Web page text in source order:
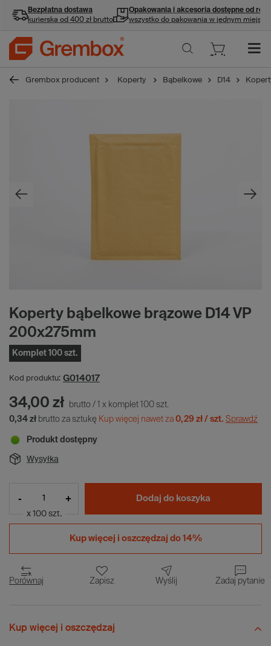
Bezpłatna dostawa
kurierska od 400 zł brutto
Opakowania i akcesoria dostępne od ręki
wszystko do pakowania w jednym miejscu
Grembox producent Koperty Bąbelkowe D14
Koperty bąbelkowe brązowe D14 VP
200x275mm
Komplet 100 szt.
Kod produktu: G014017
34,00 zł brutto / 1 x komplet 100 szt.
0,34 zł brutto za sztukę Kup więcej nawet za 0,29 zł / szt. Sprawdź
Produkt dostępny
Wysyłka
- +
x 100 szt.
Dodaj do koszyka
Kup więcej i oszczędzaj do 14%
Porównaj Zapisz Wyślij Zadaj pytanie
Kup więcej i oszczędzaj